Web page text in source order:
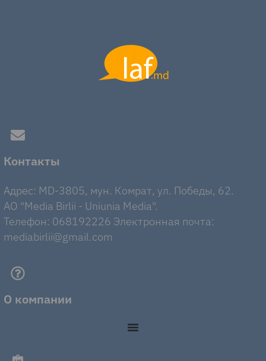
Контакты
Адрес: MD-3805, мун. Комрат, ул. Победы, 62.
AO "Media Birlii - Uniunia Media".
Телефон: 068192226 Электронная почта:
mediabirlii@gmail.com
О компании